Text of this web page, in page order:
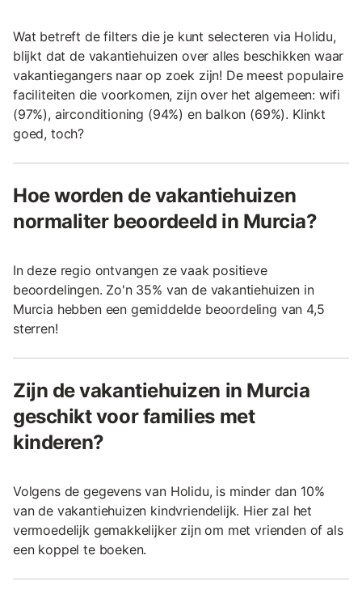
Wat betreft de filters die je kunt selecteren via Holidu,
blijkt dat de vakantiehuizen over alles beschikken waar
vakantiegangers naar op zoek zijn! De meest populaire
faciliteiten die voorkomen, zijn over het algemeen: wifi
(97%), airconditioning (94%) en balkon (69%). Klinkt
goed, toch?
Hoe worden de vakantiehuizen
normaliter beoordeeld in Murcia?
In deze regio ontvangen ze vaak positieve
beoordelingen. Zo'n 35% van de vakantiehuizen in
Murcia hebben een gemiddelde beoordeling van 4,5
sterren!
Zijn de vakantiehuizen in Murcia
geschikt voor families met
kinderen?
Volgens de gegevens van Holidu, is minder dan 10%
van de vakantiehuizen kindvriendelijk. Hier zal het
vermoedelijk gemakkelijker zijn om met vrienden of als
een koppel te boeken.